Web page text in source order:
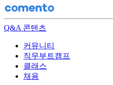
Q&A 콘텐츠
커뮤니티
직무부트캠프
클래스
채용